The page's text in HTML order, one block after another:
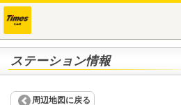
ステーション情報
周辺地図に戻る